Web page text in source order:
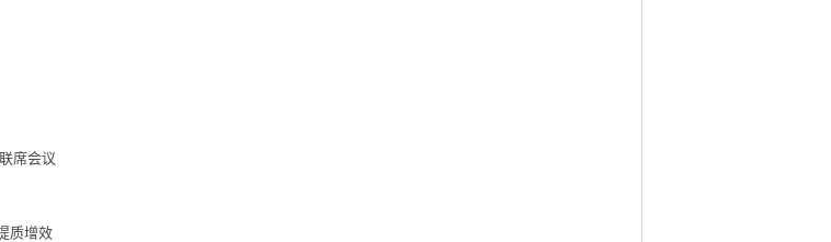
席会议
质增效